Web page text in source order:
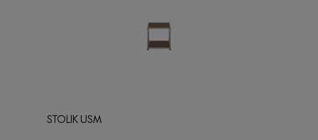
STOLIK USM